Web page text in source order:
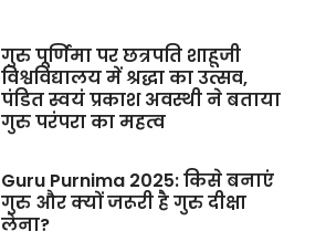
गुरु पूर्णिमा पर छत्रपति शाहूजी
विश्वविद्यालय में श्रद्धा का उत्सव,
पंडित स्वयं प्रकाश अवस्थी ने बताया
गुरु परंपरा का महत्व
Guru Purnima 2025: किसे बनाएं
गुरु और क्यों जरूरी है गुरु दीक्षा
लेना?